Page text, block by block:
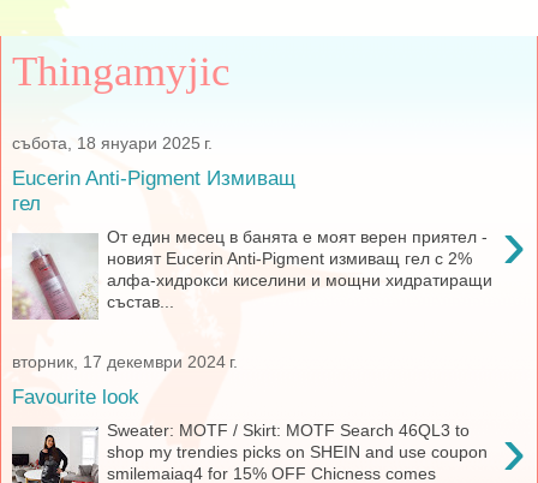
Thingamyjic
събота, 18 януари 2025 г.
Eucerin Anti-Pigment Измиващ
гел
›
От един месец в банята е моят верен приятел -
новият Eucerin Anti-Pigment измиващ гел с 2%
алфа-хидрокси киселини и мощни хидратиращи
състав...
вторник, 17 декември 2024 г.
Favourite look
›
Sweater: MOTF / Skirt: MOTF Search 46QL3 to
shop my trendies picks on SHEIN and use coupon
smilemaiaq4 for 15% OFF Chicness comes